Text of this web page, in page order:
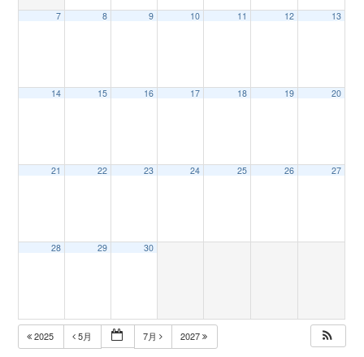
7 8 9 10 11 12 13
14 15 16 17 18 19 20
21 22 23 24 25 26 27
28 29 30
2025 5月 7月 2027